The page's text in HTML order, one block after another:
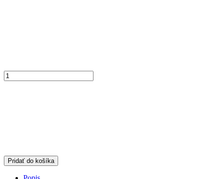
Pridať do košíka